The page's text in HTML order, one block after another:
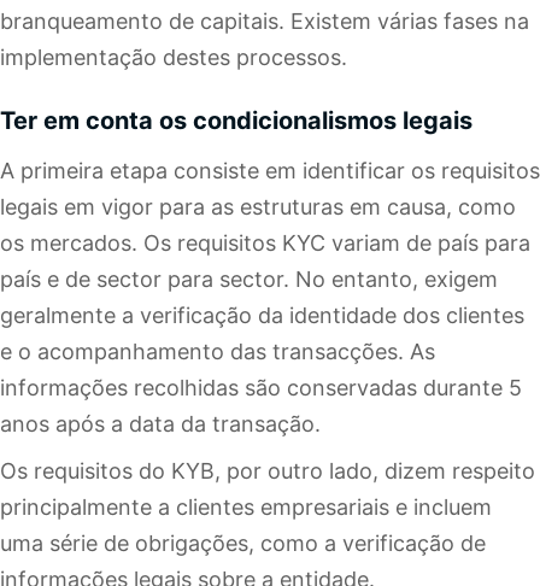
branqueamento de capitais. Existem várias fases na
implementação destes processos.
Ter em conta os condicionalismos legais
A primeira etapa consiste em identificar os requisitos
legais em vigor para as estruturas em causa, como
os mercados. Os requisitos KYC variam de país para
país e de sector para sector. No entanto, exigem
geralmente a verificação da identidade dos clientes
e o acompanhamento das transacções. As
informações recolhidas são conservadas durante 5
anos após a data da transação.
Os requisitos do KYB, por outro lado, dizem respeito
principalmente a clientes empresariais e incluem
uma série de obrigações, como a verificação de
informações legais sobre a entidade.